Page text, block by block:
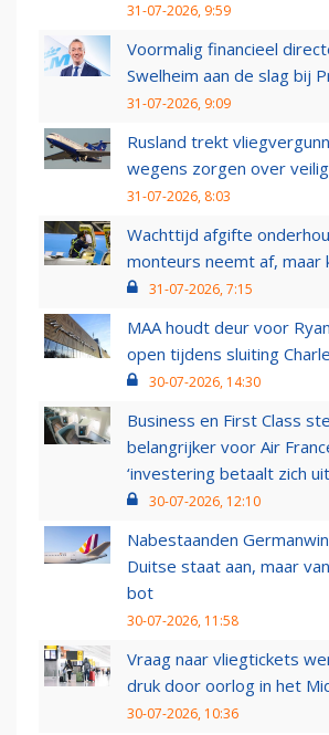
31-07-2026, 9:59
Voormalig financieel
Swelheim aan de slag bij
31-07-2026, 9:09
Rusland trekt
wegens zorgen over
31-07-2026, 8:03
Wachttijd afgifte
monteurs neemt af, maar
31-07-2026, 7:15
MAA houdt deur voor
open tijdens sluiting
30-07-2026, 14:30
Business en First Class
belangrijker voor Air
‘investering betaalt zich
30-07-2026, 12:10
Nabestaanden
Duitse staat aan, maar
bot
30-07-2026, 11:58
Vraag naar vliegtickets
druk door oorlog in het
30-07-2026, 10:36